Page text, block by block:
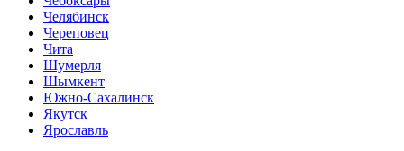
Челябинск
Череповец
Чита
Шумерля
Шымкент
Южно-Сахалинск
Якутск
Ярославль